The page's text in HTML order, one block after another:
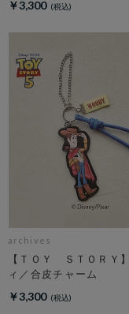
￥3,300
archives
【ＴＯＹ ＳＴＯＲＹ
ィ／合皮チャーム
￥3,300